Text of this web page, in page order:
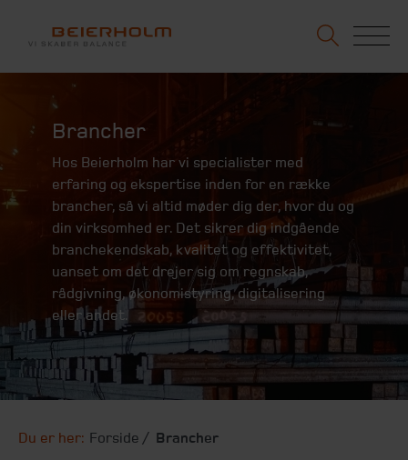
Brancher
Hos Beierholm har vi specialister med
erfaring og ekspertise inden for en række
brancher, så vi altid møder dig der, hvor du og
din virksomhed er. Det sikrer dig indgående
branchekendskab, kvalitet og effektivitet,
uanset om det drejer sig om regnskab,
rådgivning, økonomistyring, digitalisering
eller andet.
Du er her: Forside Brancher